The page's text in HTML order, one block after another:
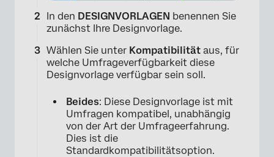
×
In den DESIGNVORLAGEN benennen Sie
zunächst Ihre Designvorlage.
Wählen Sie unter Kompatibilität aus, für
welche Umfrageverfügbarkeit diese
Designvorlage verfügbar sein soll.
Beides: Diese Designvorlage ist mit
Umfragen kompatibel, unabhängig
von der Art der Umfrageerfahrung.
Dies ist die
Standardkompatibilitätsoption.